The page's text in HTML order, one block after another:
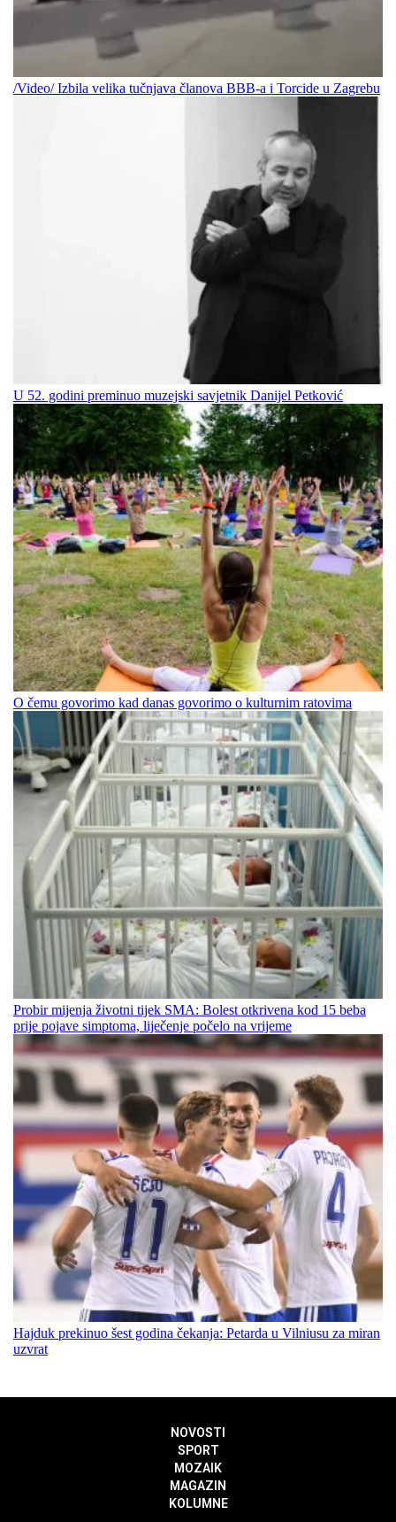
/Video/ Izbila velika tučnjava članova BBB-a i Torcide u Zagrebu
U 52. godini preminuo muzejski savjetnik Danijel Petković
O čemu govorimo kad danas govorimo o kulturnim ratovima
Probir mijenja životni tijek SMA: Bolest otkrivena kod 15 beba
prije pojave simptoma, liječenje počelo na vrijeme
Hajduk prekinuo šest godina čekanja: Petarda u Vilniusu za miran
uzvrat
NOVOSTI
SPORT
MOZAIK
MAGAZIN
KOLUMNE